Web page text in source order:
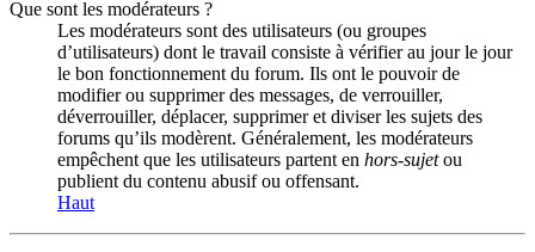
Que sont les modérateurs ?
Les modérateurs sont des utilisateurs (ou groupes
d’utilisateurs) dont le travail consiste à vérifier au jour le jour
le bon fonctionnement du forum. Ils ont le pouvoir de
modifier ou supprimer des messages, de verrouiller,
déverrouiller, déplacer, supprimer et diviser les sujets des
forums qu’ils modèrent. Généralement, les modérateurs
empêchent que les utilisateurs partent en hors-sujetou
publient du contenu abusif ou offensant.
Haut